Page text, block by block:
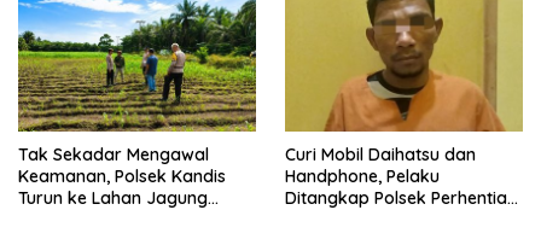
Tak Sekadar Mengawal
Keamanan, Polsek Kandis
Turun ke Lahan Jagung
Curi Mobil Daihatsu dan
Handphone, Pelaku
Ditangkap Polsek Perhentian